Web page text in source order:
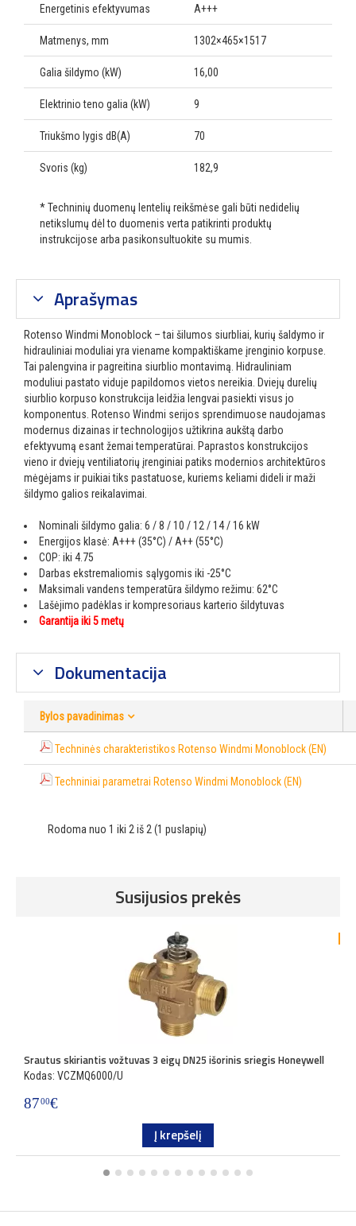
Energetinis efektyvumas A+++
Matmenys, mm 1302×465×1517
Galia šildymo (kW) 16,00
Elektrinio teno galia (kW) 9
Triukšmo lygis dB(A) 70
Svoris (kg) 182,9
* Techninių duomenų lentelių reikšmėse gali būti nedidelių
netikslumų dėl to duomenis verta patikrinti produktų
instrukcijose arba pasikonsultuokite su mumis.
Aprašymas
Rotenso Windmi Monoblock – tai šilumos siurbliai, kurių šaldymo ir
hidrauliniai moduliai yra viename kompaktiškame įrenginio korpuse.
Tai palengvina ir pagreitina siurblio montavimą. Hidrauliniam
moduliui pastato viduje papildomos vietos nereikia. Dviejų durelių
siurblio korpuso konstrukcija leidžia lengvai pasiekti visus jo
komponentus. Rotenso Windmi serijos sprendimuose naudojamas
modernus dizainas ir technologijos užtikrina aukštą darbo
efektyvumą esant žemai temperatūrai. Paprastos konstrukcijos
vieno ir dviejų ventiliatorių įrenginiai patiks modernios architektūros
mėgėjams ir puikiai tiks pastatuose, kuriems keliami dideli ir maži
šildymo galios reikalavimai.
Nominali šildymo galia: 6 / 8 / 10 / 12 / 14 / 16 kW
Energijos klasė: A+++ (35°C) / A++ (55°C)
COP: iki 4.75
Darbas ekstremaliomis sąlygomis iki -25°C
Maksimali vandens temperatūra šildymo režimu: 62°C
Lašėjimo padėklas ir kompresoriaus karterio šildytuvas
Garantija iki 5 metų
Dokumentacija
Bylos pavadinimas
Techninės charakteristikos Rotenso Windmi Monoblock (EN)
Techniniai parametrai Rotenso Windmi Monoblock (EN)
Rodoma nuo 1 iki 2 iš 2 (1 puslapių)
Susijusios prekės
Srautus skiriantis vožtuvas 3 eigų DN25 išorinis sriegis Honeywell
Kodas: VCZMQ6000/U
8700€
Į krepšelį